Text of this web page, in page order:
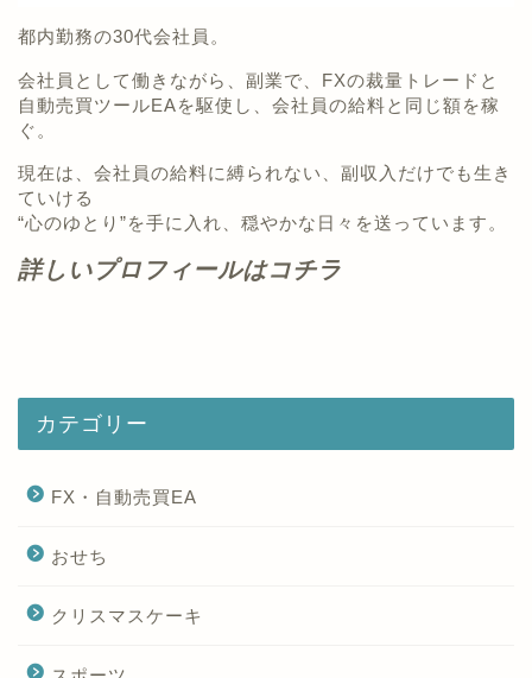
都内勤務の30代会社員。
会社員として働きながら、副業で、FXの裁量トレードと
自動売買ツールEAを駆使し、会社員の給料と同じ額を稼
ぐ。
現在は、会社員の給料に縛られない、副収入だけでも生き
ていける
“心のゆとり”を手に入れ、穏やかな日々を送っています。
詳しいプロフィールはコチラ
カテゴリー
FX・自動売買EA
おせち
クリスマスケーキ